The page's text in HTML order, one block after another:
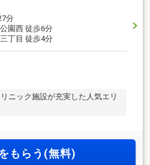
分
園西 徒歩6分
丁目 徒歩4分
ニック施設が充実した人気エリ
もらう(無料)